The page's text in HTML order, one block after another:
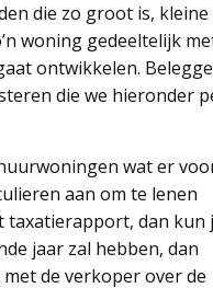
die zo groot is, kleine
woning gedeeltelijk
ontwikkelen.
die we hieronder
wat er
aan om te lenen
taxatierapport, dan kun
jaar zal hebben, dan
de verkoper over de